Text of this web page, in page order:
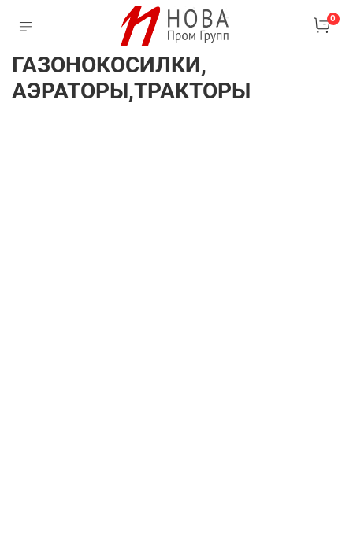
0
ГАЗОНОКОСИЛКИ,
АЭРАТОРЫ,ТРАКТОРЫ